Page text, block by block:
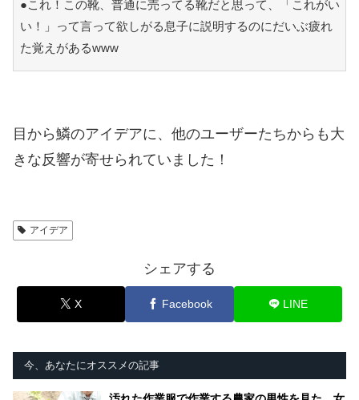
●これ！この靴、普通に売ってる靴だと思って、「これがい
い！」って言って欲しがる息子に説明するのにだいぶ疲れ
た覚えがあるwww
目から鱗のアイデアに、他のユーザーたちからも大
きな反響が寄せられていました！
アイデア
シェアする
X Facebook LINE
今、あなたにオススメの記事